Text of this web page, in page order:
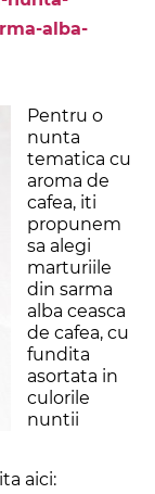
alba-
Pentru o
nunta
tematica cu
aroma de
cafea, iti
propunem
sa alegi
marturiile
din sarma
alba ceasca
de cafea, cu
fundita
asortata in
culorile
nuntii
aici: